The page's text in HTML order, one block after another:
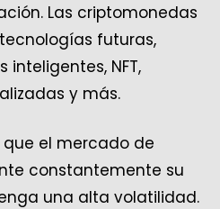
Las criptomonedas
futuras,
NFT,
y más.
que el mercado de
constantemente su
una alta volatilidad.